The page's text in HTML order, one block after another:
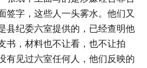
签字，这些人一头雾水。他们又
县纪委六室提供的，已经查明他
书，材料也不让看，也不让拍
有见过六室任何人，他们反映的